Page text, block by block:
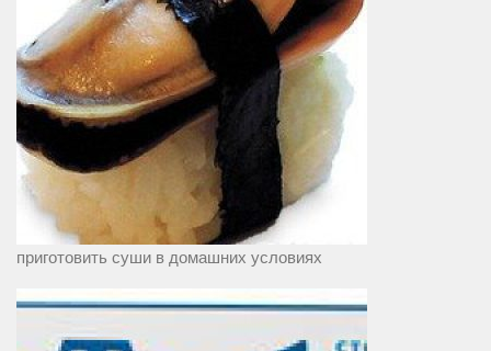
приготовить суши в домашних условиях